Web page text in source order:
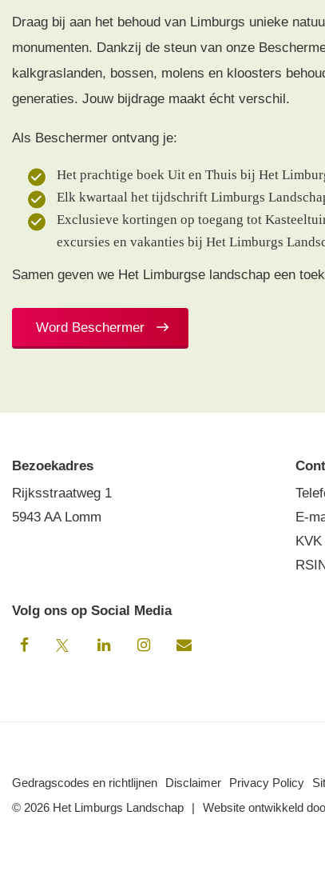
Draag bij aan het behoud van Limburgs unieke
monumenten. Dankzij de steun van onze
kalkgraslanden, bossen, molens en kloosters
generaties. Jouw bijdrage maakt écht verschil.
Als Beschermer ontvang je:
Het prachtige boek Uit en Thuis bij Het
Elk kwartaal het tijdschrift Limburgs
Exclusieve kortingen op toegang tot
excursies en vakanties bij Het Limburgs
Samen geven we Het Limburgse landschap een
Word Beschermer
Bezoekadres
Rijksstraatweg 1
5943 AA Lomm
E-
Volg ons op Social Media
Gedragscodes en richtlijnen Disclaimer Privacy Policy
© 2026 Het Limburgs Landschap
Website ontwikkeld